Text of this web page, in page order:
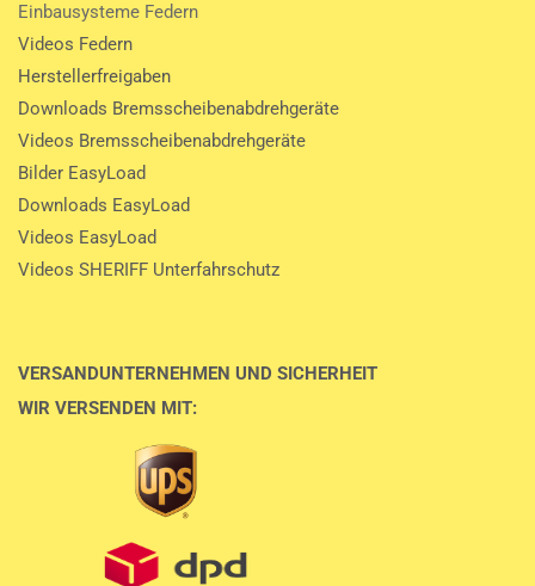
Einbausysteme Federn
Videos Federn
Herstellerfreigaben
Downloads Bremsscheibenabdrehgeräte
Videos Bremsscheibenabdrehgeräte
Bilder EasyLoad
Downloads EasyLoad
Videos EasyLoad
Videos SHERIFF Unterfahrschutz
VERSANDUNTERNEHMEN UND SICHERHEIT
WIR VERSENDEN MIT: